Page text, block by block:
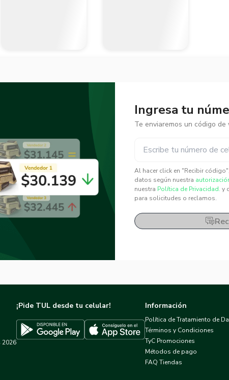
Ingresa tu
Te enviaremos un código de
Al hacer click en "Recibir
datos según nuestra
nuestra Política de Privacidad. y
para solicitudes o reclamos.
2026
¡Pide TUL desde tu celular!
Descargar TUL en Google PlayDescargar TUL en App Store
Información
Política de Tratamiento de
Términos y Condiciones
TyC Promociones
Métodos de pago
FAQ Tiendas